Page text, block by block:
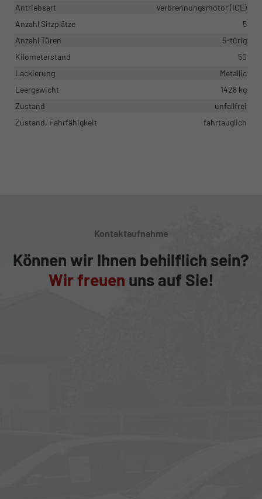
Antriebsart
Verbrennungsmotor (ICE)
Anzahl Sitzplätze
5
Anzahl Türen
5-türig
Kilometerstand
50
Lackierung
Metallic
Leergewicht
1428 kg
Zustand
unfallfrei
Zustand, Fahrfähigkeit
fahrtauglich
Kontaktaufnahme
Können wir Ihnen behilflich sein?
Wir freuen uns auf Sie!